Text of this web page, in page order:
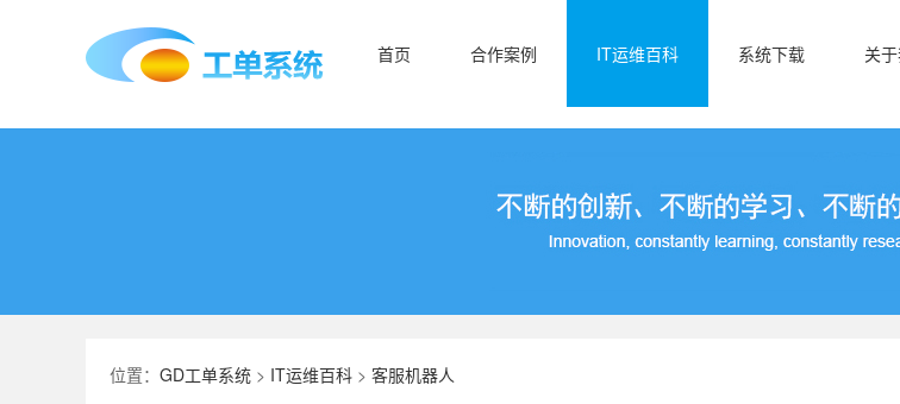
首页 合作案例 IT运维百科 系统下载 关
位置： GD工单系统 > IT运维百科 > 客服机器人